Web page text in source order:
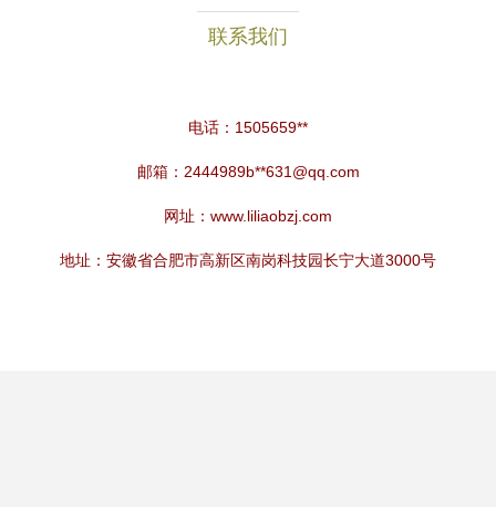
联系我们
电话：1505659**
邮箱：2444989b**631@qq.com
网址： www.liliaobzj.com
地址：安徽省合肥市高新区南岗科技园长宁大道3000号